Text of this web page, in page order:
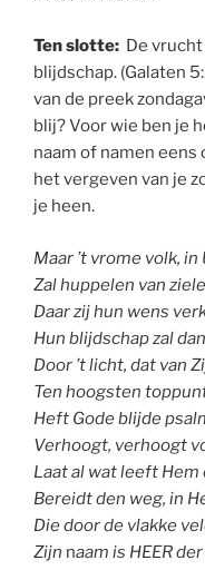
Ten slotte: De
blijdschap. (Galaten
van de preek
blij? Voor wie ben je
naam of namen eens
het vergeven van je
je heen.
Maar ’t vrome volk, in
Zal huppelen van
Daar zij hun wens
Hun blijdschap zal
Door ’t licht, dat van
Ten hoogsten
Heft Gode blijde
Verhoogt, verhoogt
Laat al wat leeft Hem
Bereidt den weg, in
Die door de vlakke
Zijn naam is HEER